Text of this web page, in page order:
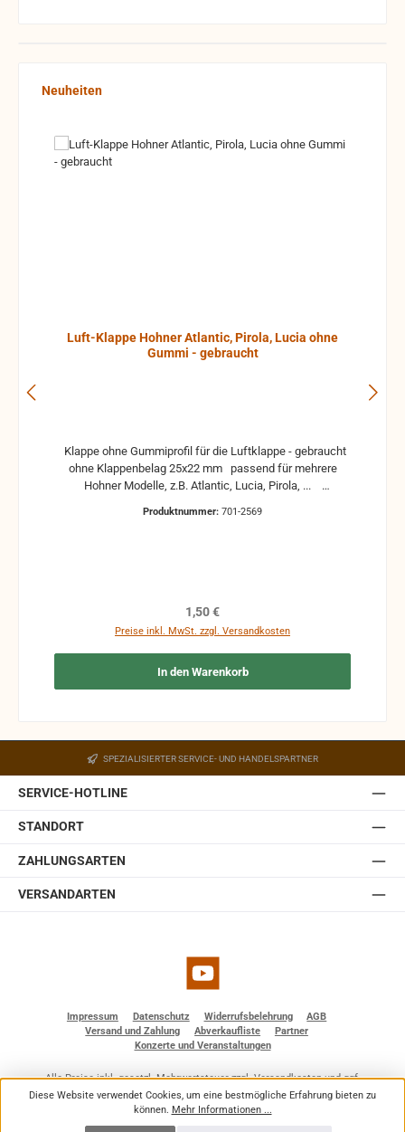
Produktgalerie überspringen
Neuheiten
Luft-Klappe Hohner Atlantic, Pirola, Lucia ohne
Gummi - gebraucht
ohne Klappenbelag 25x22 mm passend für mehrere
Hohner Modelle, z.B. Atlantic, Lucia, Pirola, ...
Funktion nicht mehr gewährleistet werden und die
Produktnummer: 701-2569
Regulärer Preis:
1,50 €
Preise inkl. MwSt. zzgl. Versandkosten
In den Warenkorb
SPEZIALISIERTER SERVICE- UND HANDELSPARTNER
SERVICE-HOTLINE
STANDORT
ZAHLUNGSARTEN
VERSANDARTEN
YouTube
Impressum Datenschutz Widerrufsbelehrung
AGB
Versand und Zahlung
Abverkaufliste
Partner
Konzerte und Veranstaltungen
Alle Preise inkl. gesetzl. Mehrwertsteuer zzgl.Versandkostenund ggf.
Nachnahmegebühren, wenn nicht anders angegeben.
© 2026 BF - Dienstleistungen - Alle Rechte vorbehalten. Theme by
Diese Website verwendet Cookies, um eine bestmögliche Erfahrung bieten zu
können. Mehr Informationen ...